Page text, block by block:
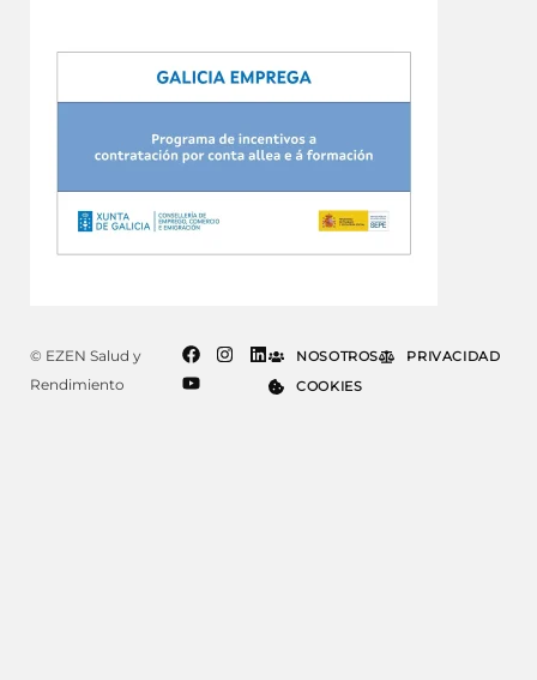
© EZEN Salud y
Rendimiento
NOSOTROS
PRIVACIDAD
COOKIES